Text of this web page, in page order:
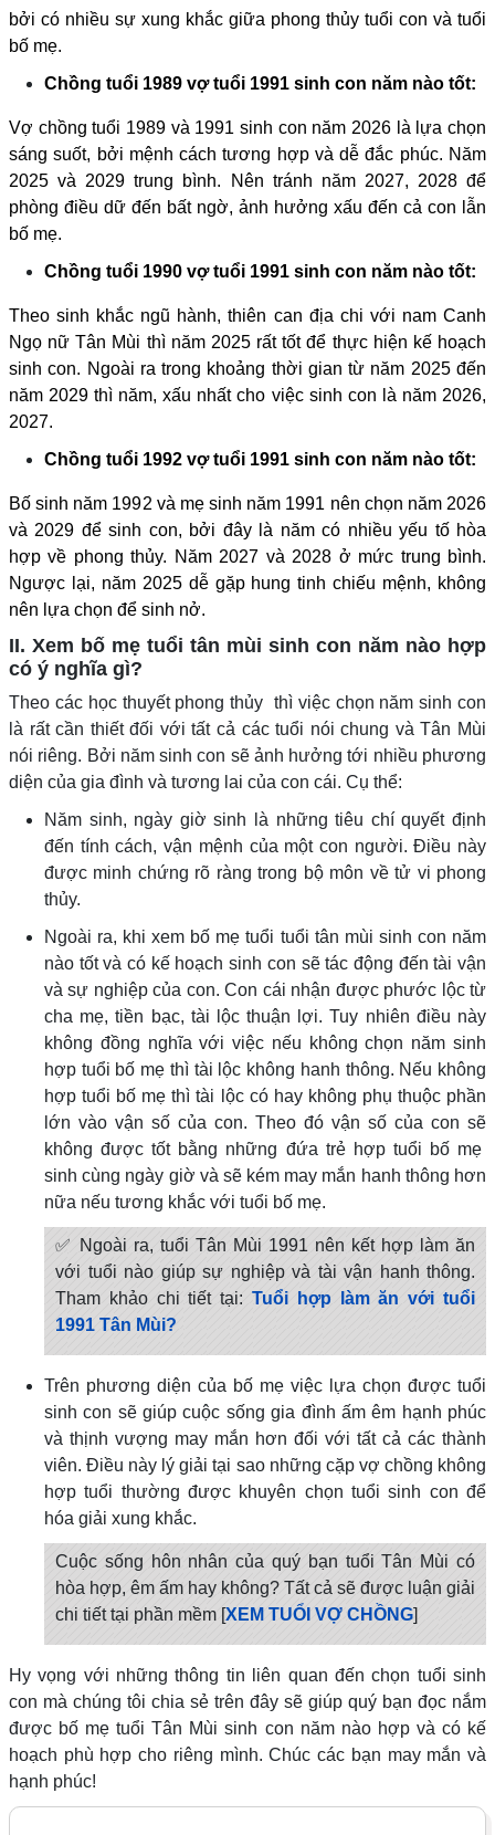
bởi có nhiều sự xung khắc giữa phong thủy tuổi con và tuổi
bố mẹ.
Chồng tuổi 1989 vợ tuổi 1991 sinh con năm nào tốt:
Vợ chồng tuổi 1989 và 1991 sinh con năm 2026 là lựa chọn
sáng suốt, bởi mệnh cách tương hợp và dễ đắc phúc. Năm
2025 và 2029 trung bình. Nên tránh năm 2027, 2028 để
phòng điều dữ đến bất ngờ, ảnh hưởng xấu đến cả con lẫn
bố mẹ.
Chồng tuổi 1990 vợ tuổi 1991 sinh con năm nào tốt:
Theo sinh khắc ngũ hành, thiên can địa chi với nam Canh
Ngọ nữ Tân Mùi thì năm 2025 rất tốt để thực hiện kế hoạch
sinh con. Ngoài ra trong khoảng thời gian từ năm 2025 đến
năm 2029 thì năm, xấu nhất cho việc sinh con là năm 2026,
2027.
Chồng tuổi 1992 vợ tuổi 1991 sinh con năm nào tốt:
Bố sinh năm 1992 và mẹ sinh năm 1991 nên chọn năm 2026
và 2029 để sinh con, bởi đây là năm có nhiều yếu tố hòa
hợp về phong thủy. Năm 2027 và 2028 ở mức trung bình.
Ngược lại, năm 2025 dễ gặp hung tinh chiếu mệnh, không
nên lựa chọn để sinh nở.
II. Xem bố mẹ tuổi tân mùi sinh con năm nào hợp
có ý nghĩa gì?
Theo các học thuyết phong thủy thì việc chọn năm sinh con
là rất cần thiết đối với tất cả các tuổi nói chung và Tân Mùi
nói riêng. Bởi năm sinh con sẽ ảnh hưởng tới nhiều phương
diện của gia đình và tương lai của con cái. Cụ thể:
Năm sinh, ngày giờ sinh là những tiêu chí quyết định
đến tính cách, vận mệnh của một con người. Điều này
được minh chứng rõ ràng trong bộ môn về tử vi phong
thủy.
Ngoài ra, khi xem bố mẹ tuổi tuổi tân mùi sinh con năm
nào tốt và có kế hoạch sinh con sẽ tác động đến tài vận
và sự nghiệp của con. Con cái nhận được phước lộc từ
cha mẹ, tiền bạc, tài lộc thuận lợi. Tuy nhiên điều này
không đồng nghĩa với việc nếu không chọn năm sinh
hợp tuổi bố mẹ thì tài lộc không hanh thông. Nếu không
hợp tuổi bố mẹ thì tài lộc có hay không phụ thuộc phần
lớn vào vận số của con. Theo đó vận số của con sẽ
không được tốt bằng những đứa trẻ hợp tuổi bố mẹ
sinh cùng ngày giờ và sẽ kém may mắn hanh thông hơn
nữa nếu tương khắc với tuổi bố mẹ.
✅ Ngoài ra, tuổi Tân Mùi 1991 nên kết hợp làm ăn
với tuổi nào giúp sự nghiệp và tài vận hanh thông.
Tham khảo chi tiết tại: Tuổi hợp làm ăn với tuổi
1991 Tân Mùi?
Trên phương diện của bố mẹ việc lựa chọn được tuổi
sinh con sẽ giúp cuộc sống gia đình ấm êm hạnh phúc
và thịnh vượng may mắn hơn đối với tất cả các thành
viên. Điều này lý giải tại sao những cặp vợ chồng không
hợp tuổi thường được khuyên chọn tuổi sinh con để
hóa giải xung khắc.
Cuộc sống hôn nhân của quý bạn tuổi Tân Mùi có
hòa hợp, êm ấm hay không? Tất cả sẽ được luận giải
chi tiết tại phần mềm [XEM TUỔI VỢ CHỒNG]
Hy vọng với những thông tin liên quan đến chọn tuổi sinh
con mà chúng tôi chia sẻ trên đây sẽ giúp quý bạn đọc nắm
được bố mẹ tuổi Tân Mùi sinh con năm nào hợp và có kế
hoạch phù hợp cho riêng mình. Chúc các bạn may mắn và
hạnh phúc!